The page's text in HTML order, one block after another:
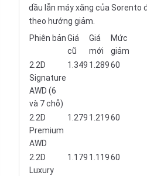
dầu lẫn máy xăng của Sorento
theo hướng giảm.
Phiên bảnGiá
cũ
Giá
mới
Mức
giảm
2.2D
Signature
AWD (6
và 7 chỗ)
1.349 1.28960
2.2D
Premium
AWD
1.279 1.21960
2.2D
Luxury
1.179 1.11960